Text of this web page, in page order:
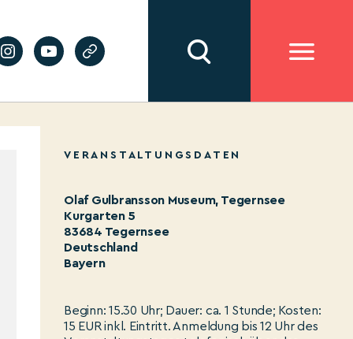
VERANSTALTUNGSDATEN
Olaf Gulbransson Museum, Tegernsee
Kurgarten 5
83684 Tegernsee
Deutschland
Bayern
Beginn: 15.30 Uhr; Dauer: ca. 1 Stunde; Kosten:
15 EUR inkl. Eintritt. Anmeldung bis 12 Uhr des